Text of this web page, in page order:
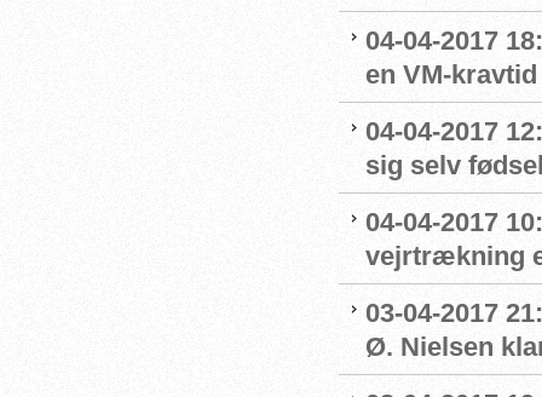
04-04-2017
en VM-kravtid
04-04-2017
sig selv
04-04-2017
vejrtrækning
03-04-2017
Ø. Nielsen